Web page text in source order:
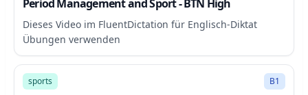
Period Management and Sport - BTN High
Dieses Video im FluentDictation für Englisch-Diktat
Übungen verwenden
6:47
sports B1